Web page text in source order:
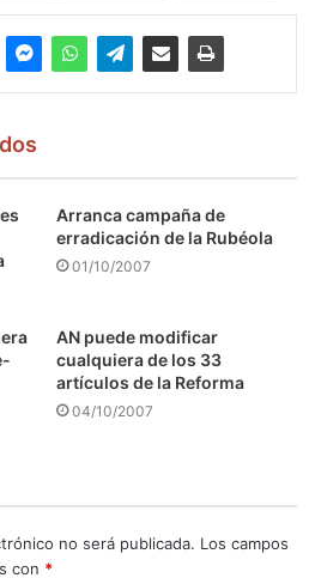
Arranca campaña de
erradicación de la Rubéola
01/10/2007
AN puede modificar
cualquiera de los 33
artículos de la Reforma
04/10/2007
no será publicada. Los campos
con *